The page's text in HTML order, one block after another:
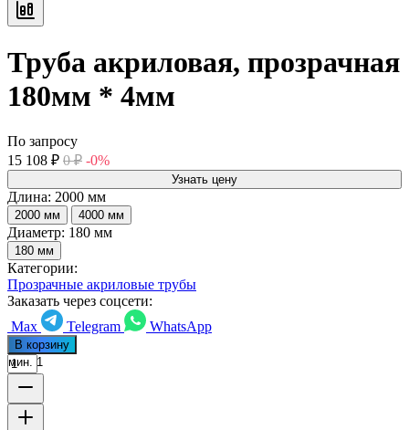
Труба акриловая, прозрачная
180мм * 4мм
По запросу
15 108 ₽ 0 ₽ -0%
Узнать цену
Длина: 2000 мм
2000 мм 4000 мм
Диаметр: 180 мм
180 мм
Категории:
Прозрачные акриловые трубы
Заказать через соцсети:
Max
Telegram WhatsApp
В корзину
мин. 1